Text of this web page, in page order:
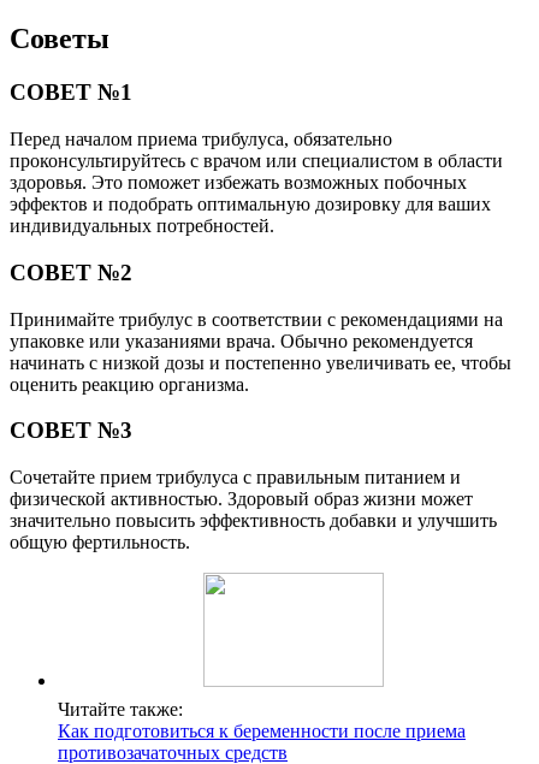
Советы
СОВЕТ №1
Перед началом приема трибулуса, обязательно
проконсультируйтесь с врачом или специалистом в области
здоровья. Это поможет избежать возможных побочных
эффектов и подобрать оптимальную дозировку для ваших
индивидуальных потребностей.
СОВЕТ №2
Принимайте трибулус в соответствии с рекомендациями на
упаковке или указаниями врача. Обычно рекомендуется
начинать с низкой дозы и постепенно увеличивать ее, чтобы
оценить реакцию организма.
СОВЕТ №3
Сочетайте прием трибулуса с правильным питанием и
физической активностью. Здоровый образ жизни может
значительно повысить эффективность добавки и улучшить
общую фертильность.
Читайте также:
Как подготовиться к беременности после приема
противозачаточных средств